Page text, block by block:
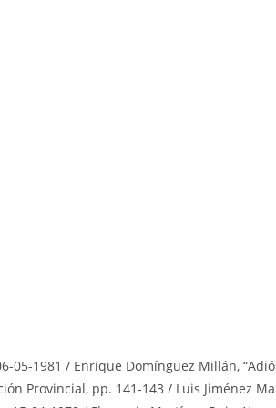
05-1981 / Enrique Domínguez Millán,
Provincial, pp. 141-143 / Luis Jiménez